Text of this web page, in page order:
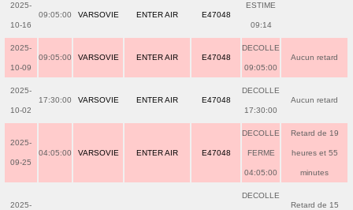
2025-
10-16
09:05:00 VARSOVIE ENTER AIR E47048
ESTIME
09:14
2025-
10-09
09:05:00 VARSOVIE ENTER AIR E47048
DECOLLE
09:05:00
Aucun retard
2025-
10-02
17:30:00 VARSOVIE ENTER AIR E47048
DECOLLE
17:30:00
Aucun retard
2025-
09-25
04:05:00 VARSOVIE ENTER AIR E47048
DECOLLE
FERME
04:05:00
Retard de 19
heures et 55
minutes
2025-
DECOLLE
Retard de 15